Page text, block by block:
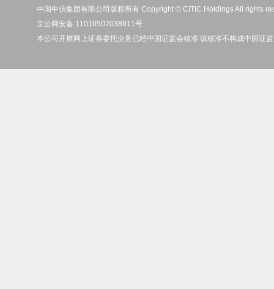
中国中信集团有限公司版权所有 Copyright © CITIC Holdings All rights
京公网安备 11010502038911号
本公司开展网上证券委托业务已经中国证监会核准 该核准不构成中国证